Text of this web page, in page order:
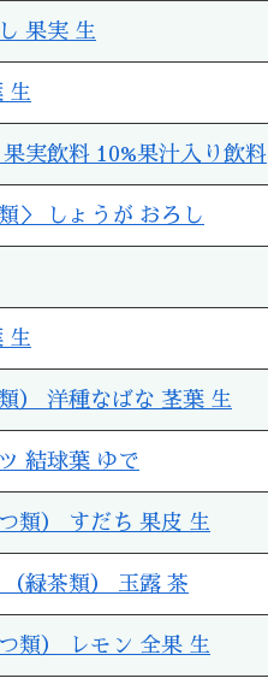
果実 生
生
実飲料 10%果汁入り飲料
＞ しょうが おろし
生
） 洋種なばな 茎葉 生
結球葉 ゆで
類） すだち 果皮 生
（緑茶類） 玉露 茶
類） レモン 全果 生